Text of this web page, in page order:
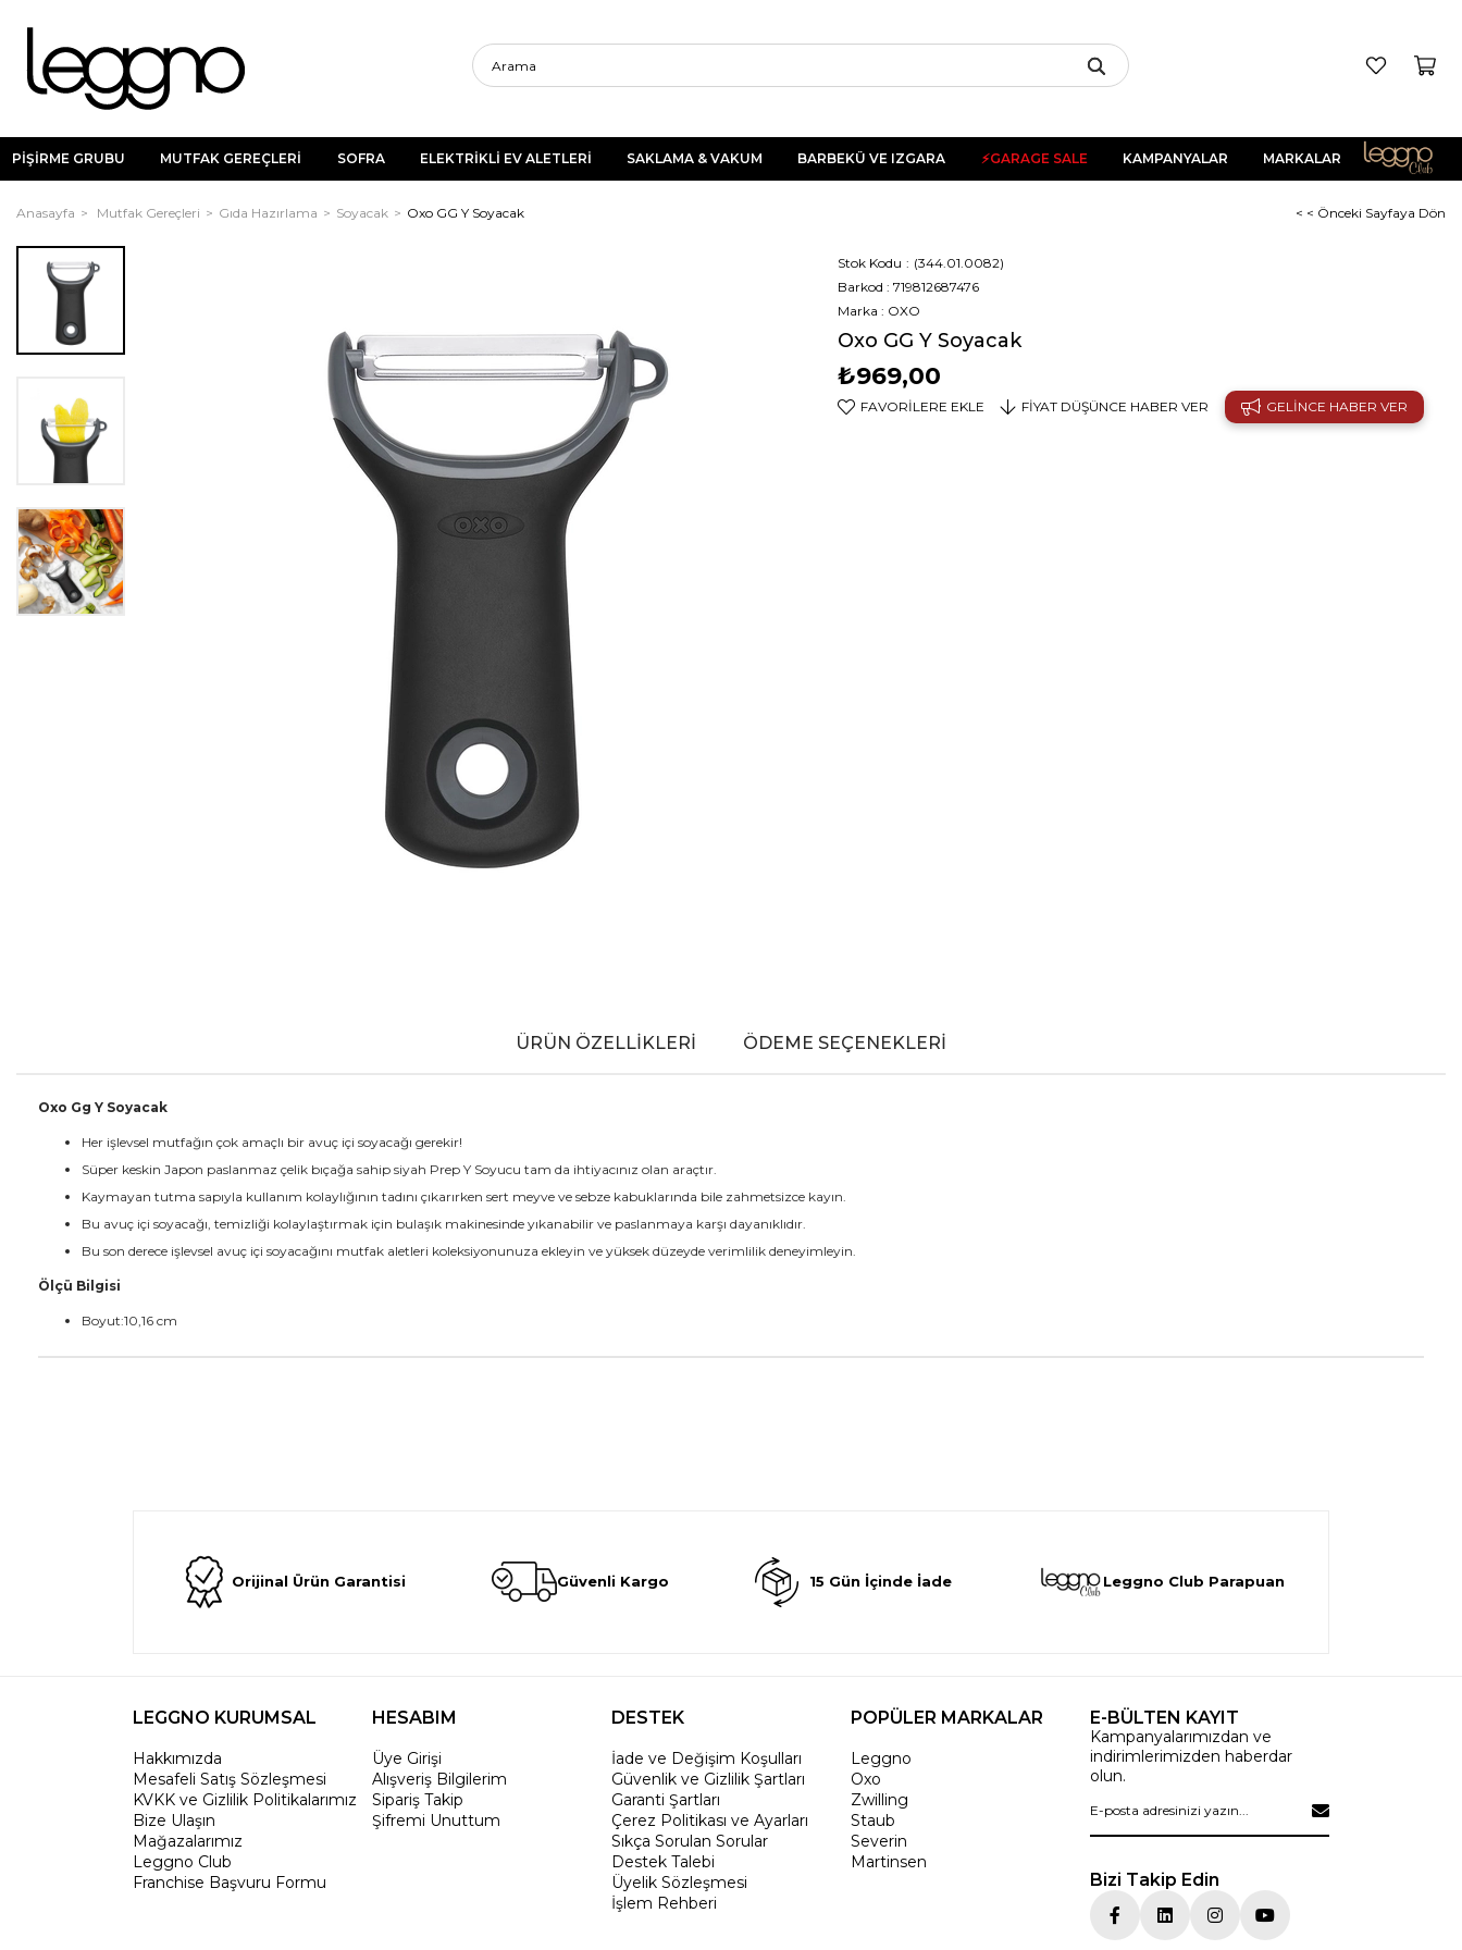
PİŞİRME GRUBU MUTFAK GEREÇLERİ SOFRA ELEKTRİKLİ EV ALETLERİ SAKLAMA & VAKUM BARBEKÜ VE IZGARA ⚡GARAGE SALE KAMPANYALAR MARKALAR
Anasayfa Mutfak Gereçleri Gıda Hazırlama Soyacak Oxo GG Y Soyacak < < Önceki Sayfaya Dön
Stok Kodu
(344.01.0082)
Barkod : 719812687476
Marka : OXO
Oxo GG Y Soyacak
₺969,00
FAVORILERE EKLE FIYAT DÜŞÜNCE HABER VER GELINCE HABER VER
ÜRÜN ÖZELLIKLERI ÖDEME SEÇENEKLERI
Oxo Gg Y Soyacak
Her işlevsel mutfağın çok amaçlı bir avuç içi soyacağı gerekir!
Süper keskin Japon paslanmaz çelik bıçağa sahip siyah Prep Y Soyucu tam da ihtiyacınız olan araçtır.
Kaymayan tutma sapıyla kullanım kolaylığının tadını çıkarırken sert meyve ve sebze kabuklarında bile zahmetsizce kayın.
Bu avuç içi soyacağı, temizliği kolaylaştırmak için bulaşık makinesinde yıkanabilir ve paslanmaya karşı dayanıklıdır.
Bu son derece işlevsel avuç içi soyacağını mutfak aletleri koleksiyonunuza ekleyin ve yüksek düzeyde verimlilik deneyimleyin.
Ölçü Bilgisi
Boyut:10,16 cm
Orijinal Ürün Garantisi Güvenli Kargo 15 Gün İçinde İade Leggno Club Parapuan
LEGGNO KURUMSAL
Hakkımızda
Mesafeli Satış Sözleşmesi
KVKK ve Gizlilik Politikalarımız
Bize Ulaşın
Mağazalarımız
Leggno Club
Franchise Başvuru Formu
HESABIM
Üye Girişi
Alışveriş Bilgilerim
Sipariş Takip
Şifremi Unuttum
DESTEK
İade ve Değişim Koşulları
Güvenlik ve Gizlilik Şartları
Garanti Şartları
Çerez Politikası ve Ayarları
Sıkça Sorulan Sorular
Destek Talebi
Üyelik Sözleşmesi
İşlem Rehberi
POPÜLER MARKALAR
Leggno
Oxo
Zwilling
Staub
Severin
Martinsen
E-BÜLTEN KAYIT
Kampanyalarımızdan ve
indirimlerimizden haberdar
olun.
Bizi Takip Edin